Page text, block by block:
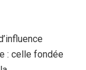
: celle fondée